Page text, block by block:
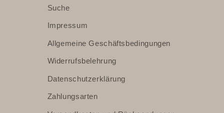
Suche
Impressum
Allgemeine Geschäftsbedingungen
Widerrufsbelehrung
Datenschutzerklärung
Zahlungsarten